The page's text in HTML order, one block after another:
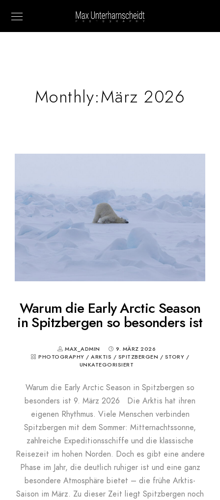
Monthly:März 2026
Warum die Early Arctic Season
in Spitzbergen so besonders ist
MAX_ADMIN
9. MÄRZ 2026
PHOTOGRAPHY / ARKTIS / SPITZBERGEN / STORY /
UNKATEGORISIERT
Warum die Early Arctic Season in Spitzbergen so
besonders ist 9. März 2026 Die Arktis hat ihren
eigenen Rhythmus. Viele Menschen verbinden
Spitzbergen mit dem Sommer: Mitternachtssonne,
zahlreiche Expeditionsschiffe und die klassische
Reisezeit im hohen Norden. Doch es gibt eine andere
Phase im Jahr, die deutlich ruhiger ist und eine ganz
besondere Atmosphäre bietet – die frühe Arktis-
Saison im März. Zu dieser Zeit liegt Spitzbergen noch